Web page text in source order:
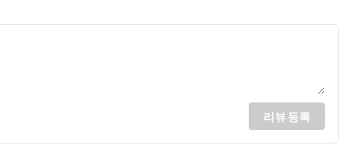
리뷰 등록